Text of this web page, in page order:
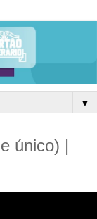
▼
único) |